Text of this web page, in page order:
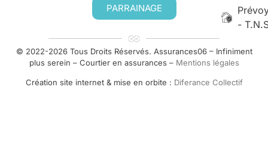
PARRAINAGE
-
© 2022-2026 Tous Droits Réservés. Assurances06 – Infiniment
plus serein – Courtier en assurances – Mentions légales
Création site internet & mise en orbite : Diferance Collectif